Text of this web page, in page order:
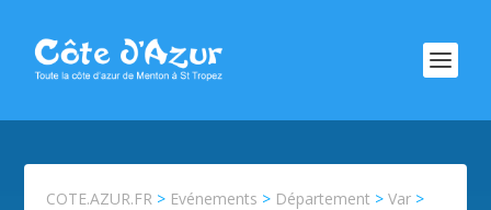
COTE.AZUR.FR > Evénements > Département >Var >